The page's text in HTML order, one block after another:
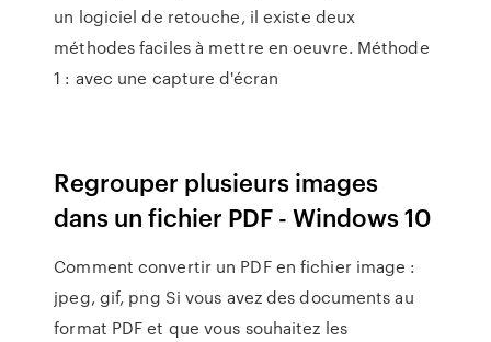
un logiciel de retouche, il existe deux
méthodes faciles à mettre en oeuvre. Méthode
1 : avec une capture d'écran
Regrouper plusieurs images
dans un fichier PDF - Windows 10
Comment convertir un PDF en fichier image :
jpeg, gif, png Si vous avez des documents au
format PDF et que vous souhaitez les